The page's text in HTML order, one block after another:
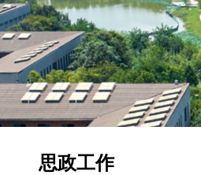
思政工作